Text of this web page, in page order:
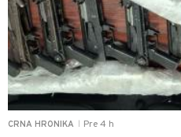
CRNA HRONIKA Pre 4 h